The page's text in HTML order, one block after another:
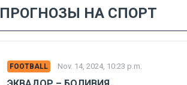
ПРОГНОЗЫ НА СПОРТ
FOOTBALL Nov. 14, 2024, 10:23 p.m.